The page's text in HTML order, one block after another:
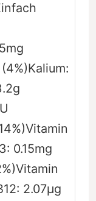
mg
(4%)Kalium:
g
Vitamin
0.15mg
Vitamin
2.07µg